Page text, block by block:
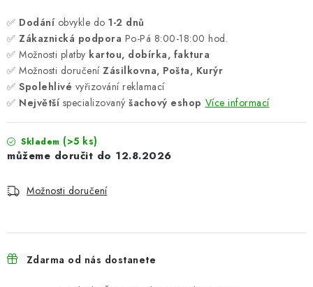
✅ Dodání obvykle do 1-2 dnů
✅ Zákaznická podpora Po-Pá 8:00-18:00 hod.
✅ Možnosti platby kartou, dobírka, faktura
✅ Možnosti doručení Zásilkovna, Pošta, Kurýr
✅ Spolehlivé vyřizování reklamací
✅ Největší specializovaný šachový eshop Více informací
Skladem (>5 ks)
12.8.2026
Možnosti doručení
Zdarma od nás dostanete